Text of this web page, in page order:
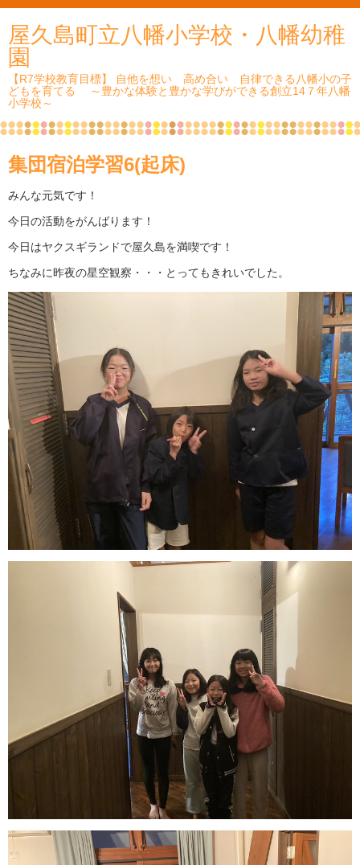
屋久島町立八幡小学校・八幡幼稚
園
【R7学校教育目標】 自他を想い 高め合い 自律できる八幡小の子
どもを育てる ～豊かな体験と豊かな学びができる創立14７年八幡
小学校～
集団宿泊学習6(起床)
みんな元気です！
今日の活動をがんばります！
今日はヤクスギランドで屋久島を満喫です！
ちなみに昨夜の星空観察・・・とってもきれいでした。